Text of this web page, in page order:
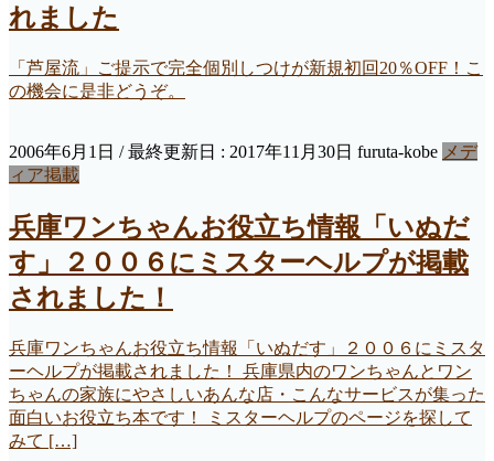
れました
「芦屋流」ご提示で完全個別しつけが新規初回20％OFF！こ
の機会に是非どうぞ。
2006年6月1日 / 最終更新日 : 2017年11月30日 furuta-kobe メデ
ィア掲載
兵庫ワンちゃんお役立ち情報「いぬだ
す」２００６にミスターヘルプが掲載
されました！
兵庫ワンちゃんお役立ち情報「いぬだす」２００６にミスタ
ーヘルプが掲載されました！ 兵庫県内のワンちゃんとワン
ちゃんの家族にやさしいあんな店・こんなサービスが集った
面白いお役立ち本です！ ミスターヘルプのページを探して
みて […]